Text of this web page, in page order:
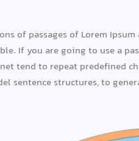
of passages of Lorem
If you are going to use a
tend to repeat predefined
sentence structures, to